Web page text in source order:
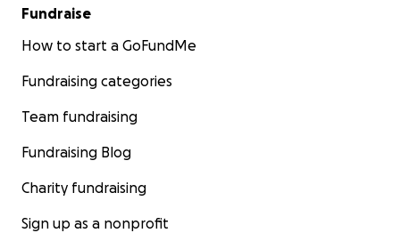
Fundraise
How to start a GoFundMe
Fundraising categories
Team fundraising
Fundraising Blog
Charity fundraising
Sign up as a nonprofit